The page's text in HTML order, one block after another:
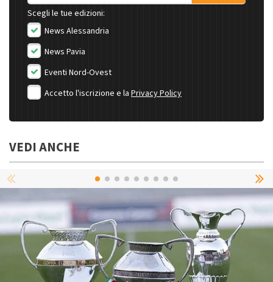
Scegli le tue edizioni:
News Alessandria
News Pavia
Eventi Nord-Ovest
Accetto l'iscrizione e la Privacy Policy
VEDI ANCHE